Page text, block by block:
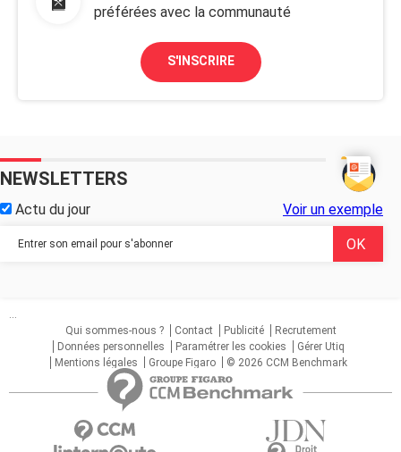
préférées avec la communauté
S'INSCRIRE
NEWSLETTERS
Actu du jour Voir un exemple
...
Qui sommes-nous ?
Contact Publicité
Recrutement
Données personnelles
Paramétrer les cookies
Gérer Utiq
Mentions légales
Groupe Figaro © 2026 CCM Benchmark